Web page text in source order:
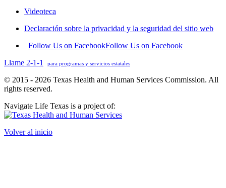
Videoteca
Declaración sobre la privacidad y la seguridad del sitio web
Follow Us on FacebookFollow Us on Facebook
Llame 2-1-1
para programas y servicios estatales
© 2015 - 2026 Texas Health and Human Services Commission. All
rights reserved.
Navigate Life Texas is a project of:
Volver al inicio